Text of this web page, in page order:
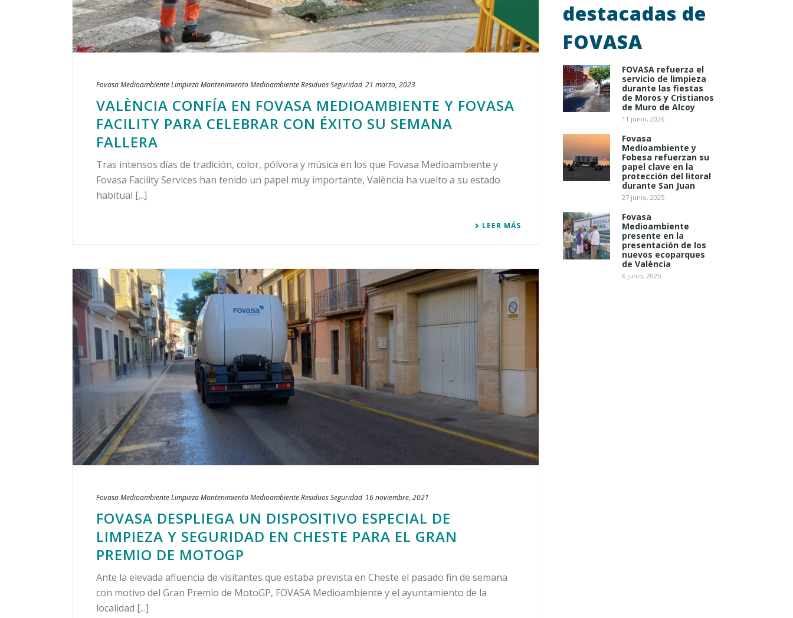
Fovasa MedioambienteLimpiezaMantenimientoMedioambienteResiduosSeguridad 21 marzo, 2023
VALÈNCIA CONFÍA EN FOVASA MEDIOAMBIENTE Y FOVASA
FACILITY PARA CELEBRAR CON ÉXITO SU SEMANA
FALLERA
Tras intensos días de tradición, color, pólvora y música en los que Fovasa Medioambiente y
Fovasa Facility Services han tenido un papel muy importante, València ha vuelto a su estado
habitual [...]
LEER MÁS
Fovasa MedioambienteLimpiezaMantenimientoMedioambienteResiduosSeguridad 16 noviembre, 2021
FOVASA DESPLIEGA UN DISPOSITIVO ESPECIAL DE
LIMPIEZA Y SEGURIDAD EN CHESTE PARA EL GRAN
PREMIO DE MOTOGP
Ante la elevada afluencia de visitantes que estaba prevista en Cheste el pasado fin de semana
con motivo del Gran Premio de MotoGP, FOVASA Medioambiente y el ayuntamiento de la
localidad [...]
destacadas de
FOVASA
FOVASA refuerza el
servicio de limpieza
durante las fiestas
de Moros y Cristianos
de Muro de Alcoy
11 junio, 2026
Fovasa
Medioambiente y
Fobesa refuerzan su
papel clave en la
protección del litoral
durante San Juan
27 junio, 2025
Fovasa
Medioambiente
presente en la
presentación de los
nuevos ecoparques
de València
6 junio, 2025